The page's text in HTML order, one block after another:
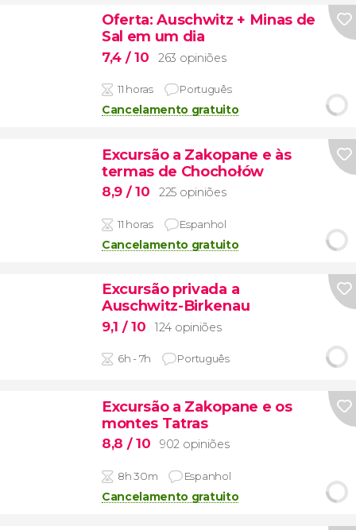
Oferta: Auschwitz + Minas de
Sal em um dia
7,4 / 10 263 opiniões
11 horas Português
Cancelamento gratuito
Excursão a Zakopane e às
termas de Chochołów
8,9 / 10 225 opiniões
11 horas Espanhol
Cancelamento gratuito
Excursão privada a
Auschwitz-Birkenau
9,1 / 10 124 opiniões
6h - 7h Português
Excursão a Zakopane e os
montes Tatras
8,8 / 10 902 opiniões
8h 30m Espanhol
Cancelamento gratuito